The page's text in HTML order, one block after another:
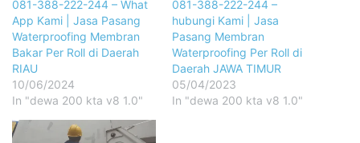
081-388-222-244 – What
App Kami | Jasa Pasang
Waterproofing Membran
Bakar Per Roll di Daerah
RIAU
10/06/2024
In "dewa 200 kta v8 1.0"
081-388-222-244 –
hubungi Kami | Jasa
Pasang Membran
Waterproofing Per Roll di
Daerah JAWA TIMUR
05/04/2023
In "dewa 200 kta v8 1.0"